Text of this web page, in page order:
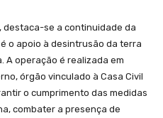
destaca-se a continuidade da
o apoio à desintrusão da terra
A operação é realizada em
órgão vinculado à Casa Civil
o cumprimento das medidas
combater a presença de